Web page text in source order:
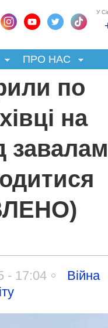
У
ПРО НАС
по
на
- 17:04
Війна